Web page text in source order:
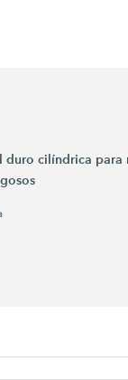
duro cilíndrica para